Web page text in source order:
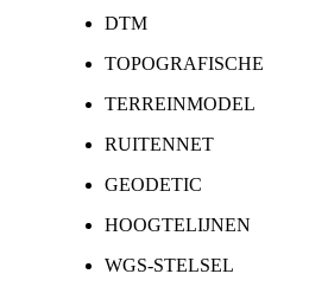
DTM
TOPOGRAFISCHE
TERREINMODEL
RUITENNET
GEODETIC
HOOGTELIJNEN
WGS-STELSEL